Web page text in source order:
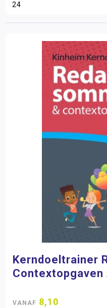
Sociaal-emotionele
Posters en onderleggers
Beloningsmateriaal
Mens & Maatschappij
Kunstzinnige vorming
Kerndoeltrainer
Contextopgaven
VANAF 8,10